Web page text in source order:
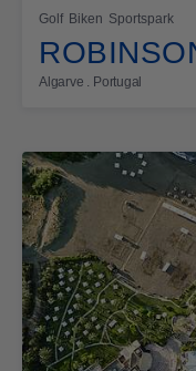
Golf Biken Sportspark
Algarve . Portugal